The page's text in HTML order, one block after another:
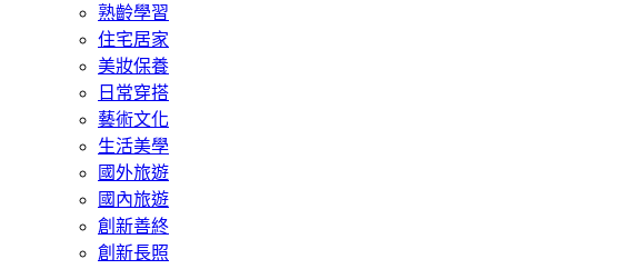
熟齡學習
住宅居家
美妝保養
日常穿搭
藝術文化
生活美學
國外旅遊
國內旅遊
創新善終
創新長照